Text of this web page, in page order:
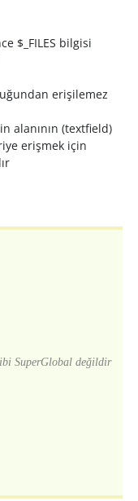
$_FILES bilgisi
erişilemez
alanının (textfield)
erişmek için
SuperGlobal değildir